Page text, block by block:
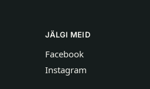
JÄLGI MEID
Facebook
Instagram